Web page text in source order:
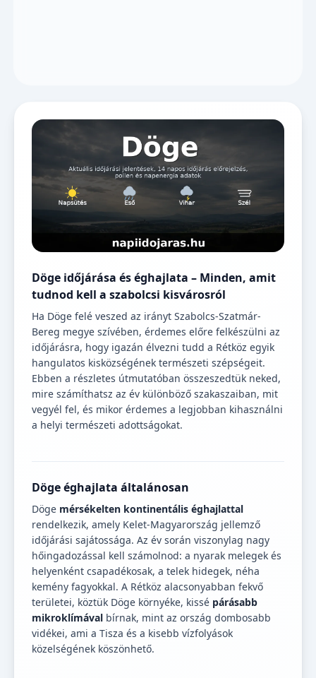
Döge időjárása és éghajlata – Minden, amit
tudnod kell a szabolcsi kisvárosról
Ha Döge felé veszed az irányt Szabolcs-Szatmár-
Bereg megye szívében, érdemes előre felkészülni az
időjárásra, hogy igazán élvezni tudd a Rétköz egyik
hangulatos kisközségének természeti szépségeit.
Ebben a részletes útmutatóban összeszedtük neked,
mire számíthatsz az év különböző szakaszaiban, mit
vegyél fel, és mikor érdemes a legjobban kihasználni
a helyi természeti adottságokat.
Döge éghajlata általánosan
Döge mérsékelten kontinentális éghajlattal
rendelkezik, amely Kelet-Magyarország jellemző
időjárási sajátossága. Az év során viszonylag nagy
hőingadozással kell számolnod: a nyarak melegek és
helyenként csapadékosak, a telek hidegek, néha
kemény fagyokkal. A Rétköz alacsonyabban fekvő
területei, köztük Döge környéke, kissé párásabb
mikroklímával bírnak, mint az ország dombosabb
vidékei, ami a Tisza és a kisebb vízfolyások
közelségének köszönhető.